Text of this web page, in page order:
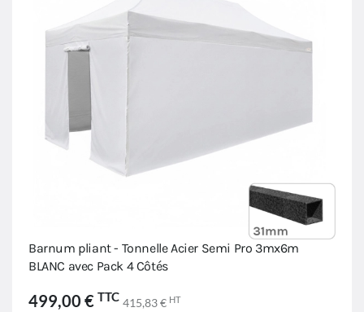
Barnum pliant - Tonnelle Acier Semi Pro 3mx6m
BLANC avec Pack 4 Côtés
499,00 € TTC 415,83 € HT